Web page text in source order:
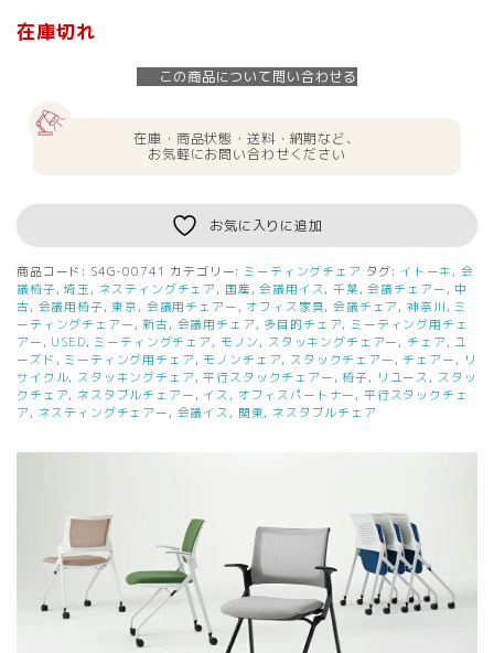
在庫切れ
この商品について問い合わせる
在庫・商品状態・送料・納期など、
お気軽にお問い合わせください
お気に入りに追加
商品コード: S4G-00741 カテゴリー: ミーティングチェア タグ: イトーキ ,会
議椅子 ,埼玉 , ネスティングチェア , 国産 ,会議用イス ,千葉 ,会議チェアー , 中
古 , 会議用椅子 ,東京 , 会議用チェアー , オフィス家具,会議チェア , 神奈川 , ミ
ーティングチェアー , 新古 , 会議用チェア , 多目的チェア, ミーティング用チェ
アー , USED, ミーティングチェア , モノン , スタッキングチェアー , チェア , ユ
ーズド , ミーティング用チェア , モノンチェア, スタックチェアー , チェアー , リ
サイクル, スタッキングチェア ,平行スタックチェアー ,椅子 , リユース , スタッ
クチェア,ネスタブルチェアー ,イス , オフィスパートナー , 平行スタックチェ
ア , ネスティングチェアー , 会議イス , 関東,ネスタブルチェア